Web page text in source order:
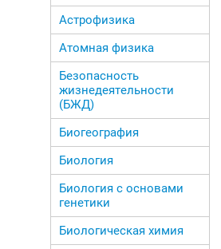
Астрофизика
Атомная физика
Безопасность
жизнедеятельности
(БЖД)
Биогеография
Биология
Биология с основами
генетики
Биологическая химия